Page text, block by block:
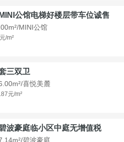
公馆电梯好楼层带车位诚售
MINI公馆
/m²
三双卫
喜悦美麓
元/m²
波豪庭临小区中庭无增值税
碧波豪庭